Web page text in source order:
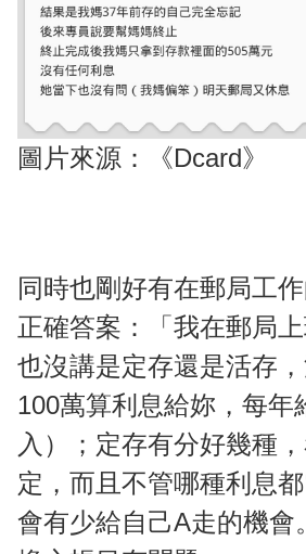
圖片來源：《Dcard》
同時也剛好有在郵局工
正確答案：「我在郵局
也沒講是定存還是活存
100萬算利息給妳，每年
入）；定存有分好幾種
定，而且不管哪種利息
會有少給自己A走的機會